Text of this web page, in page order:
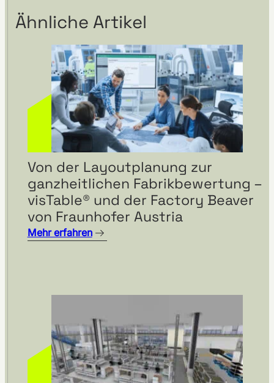
Ähnliche Artikel
Von der Layoutplanung zur
ganzheitlichen Fabrikbewertung –
visTable® und der Factory Beaver
von Fraunhofer Austria
Mehr erfahren